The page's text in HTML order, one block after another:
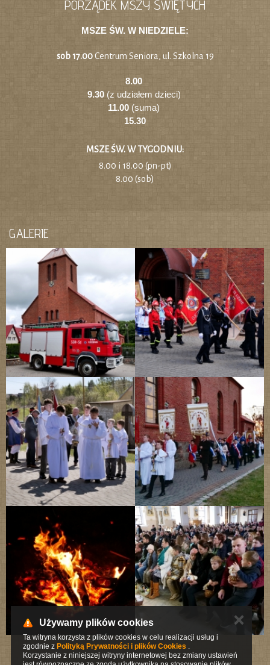
PORZĄDEK MSZY ŚWIĘTYCH
MSZE ŚW. W NIEDZIELE:
sob 17.00Centrum Seniora, ul. Szkolna 19
8.00
9.30(z udziałem dzieci)
11.00 (suma)
15.30
MSZE ŚW. W TYGODNIU:
8.00 i 18.00 (pn-pt)
8.00 (sob)
GALERIE
Używamy plików cookies
Ta witryna korzysta z plików cookies w celu realizacji usług i
zgodnie z Polityką Prywatności i plików Cookies .
Korzystanie z niniejszej witryny internetowej bez zmiany ustawień
✕